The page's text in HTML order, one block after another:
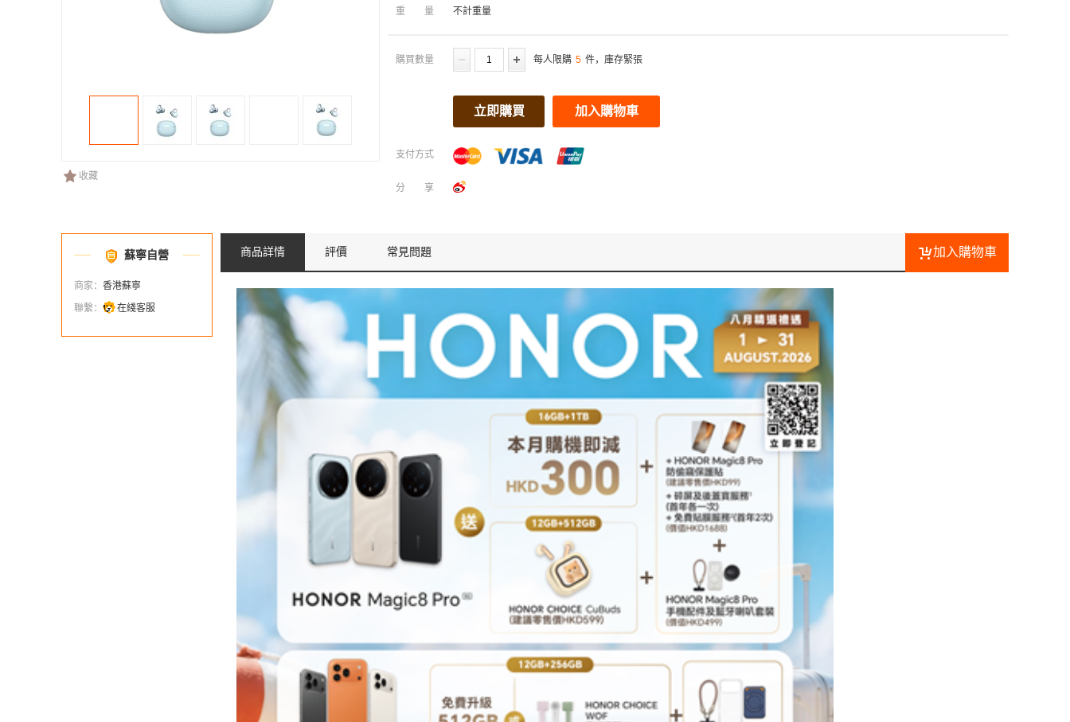
收藏
重量 不計重量
購買數量 每人限購 5 件，庫存緊張
立即購買 加入購物車
支付方式
分享
蘇寧自營
商家： 香港蘇寧
聯繫：
在綫客服
加入購物車
商品詳情 評價 常見問題